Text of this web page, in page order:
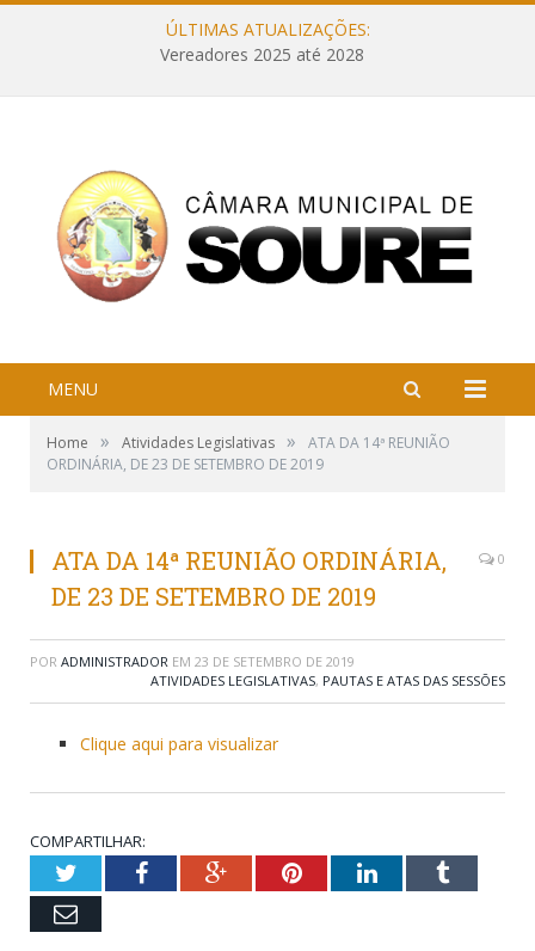
ÚLTIMAS ATUALIZAÇÕES:
Vereadores 2025 até 2028
MENU
Home » Atividades Legislativas »
ATA DA 14ª REUNIÃO
ORDINÁRIA, DE 23 DE SETEMBRO DE 2019
ATA DA 14ª REUNIÃO ORDINÁRIA,
DE 23 DE SETEMBRO DE 2019
0
POR ADMINISTRADOR EM 23 DE SETEMBRO DE 2019
ATIVIDADES LEGISLATIVAS, PAUTAS E ATAS DAS SESSÕES
Clique aqui para visualizar
COMPARTILHAR:
TwitterFacebookGoogle+PinterestLinkedInTumblr
Email